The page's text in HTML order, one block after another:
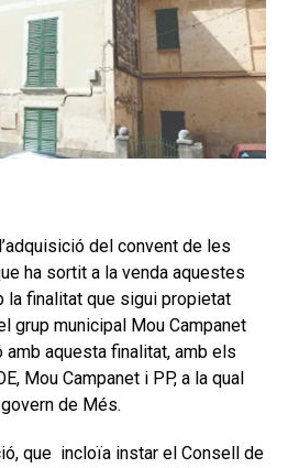
del convent de les
ha sortit a la venda aquestes
la finalitat que sigui propietat
grup municipal Mou Campanet
amb aquesta finalitat, amb els
Mou Campanet i PP, a la qual
de Més.
que incloïa instar el Consell de